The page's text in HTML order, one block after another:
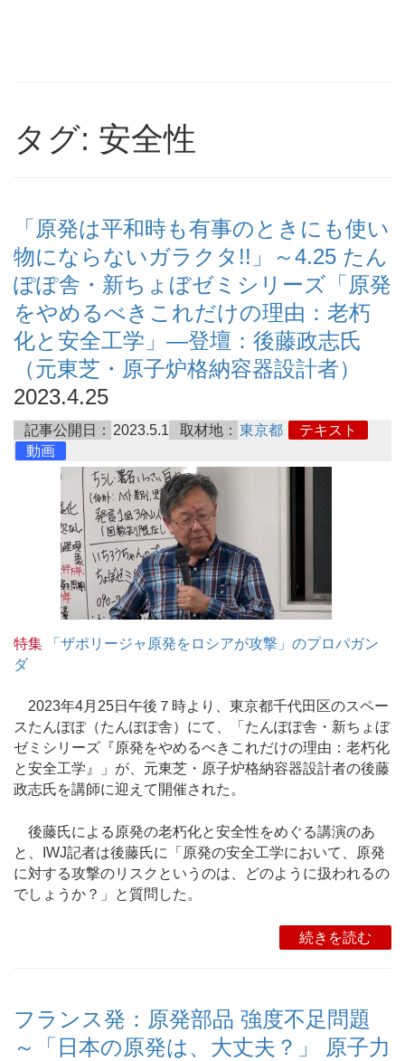
タグ: 安全性
「原発は平和時も有事のときにも使い
物にならないガラクタ!!」～4.25 たん
ぽぽ舎・新ちょぼゼミシリーズ「原発
をやめるべきこれだけの理由：老朽
化と安全工学」―登壇：後藤政志氏
（元東芝・原子炉格納容器設計者）
2023.4.25
記事公開日： 2023.5.1 取材地： 東京都
テキスト
動画
特集
「ザポリージャ原発をロシアが攻撃」のプロパガン
ダ
2023年4月25日午後７時より、東京都千代田区のスペー
スたんぽぽ（たんぽぽ舎）にて、「たんぽぽ舎・新ちょぼ
ゼミシリーズ『原発をやめるべきこれだけの理由：老朽化
と安全工学』」が、元東芝・原子炉格納容器設計者の後藤
政志氏を講師に迎えて開催された。
後藤氏による原発の老朽化と安全性をめぐる講演のあ
と、IWJ記者は後藤氏に「原発の安全工学において、原発
に対する攻撃のリスクというのは、どのように扱われるの
でしょうか？」と質問した。
続きを読む
フランス発：原発部品 強度不足問題
～「日本の原発は、大丈夫？」 原子力